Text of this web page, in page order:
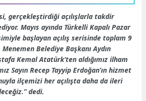
gerçekleştirdiği açılışlarla takdir
Mayıs ayında Türkelli Kapalı Pazar
başlayan açılış serisinde toplam 9
Belediye Başkanı Aydın
Kemal Atatürk’ten aldığımız ilham
Sayın Recep Tayyip Erdoğan’ın hizmet
ilçemizi her açılışta daha da ileri
dedi.